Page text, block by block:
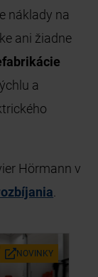
náklady na
ani žiadne
a
Hörmann v
.
NO­VIN­KY